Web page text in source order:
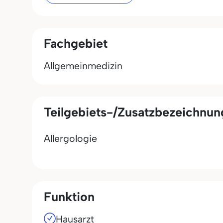
Fachgebiet
Allgemeinmedizin
Teilgebiets-/
Allergologie
Funktion
Hausarzt